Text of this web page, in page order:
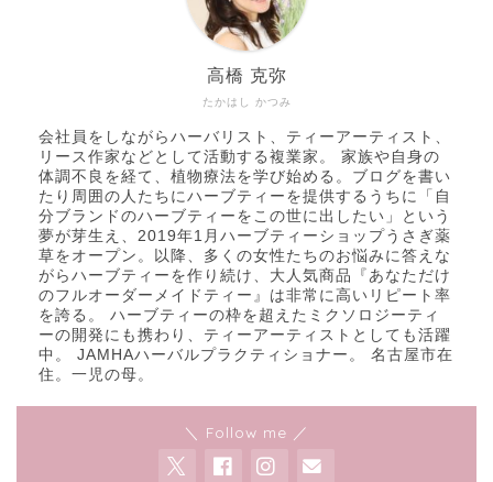
たかはし かつみ
高橋 克弥
会社員をしながらハーバリスト、ティーアーティスト、
リース作家などとして活動する複業家。 家族や自身の
体調不良を経て、植物療法を学び始める。ブログを書い
たり周囲の人たちにハーブティーを提供するうちに「自
分ブランドのハーブティーをこの世に出したい」という
夢が芽生え、2019年1月ハーブティーショップうさぎ薬
草をオープン。以降、多くの女性たちのお悩みに答えな
がらハーブティーを作り続け、大人気商品『あなただけ
のフルオーダーメイドティー』は非常に高いリピート率
を誇る。 ハーブティーの枠を超えたミクソロジーティ
ーの開発にも携わり、ティーアーティストとしても活躍
中。 JAMHAハーバルプラクティショナー。 名古屋市在
住。一児の母。
＼ Follow me ／